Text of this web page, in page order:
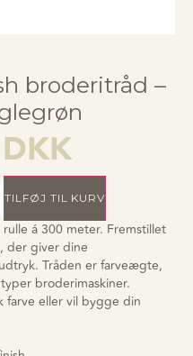
broderitråd –
DKK
TILFØJ TIL KURV
á 300 meter. Fremstillet
der giver dine
Tråden er farveægte,
broderimaskiner.
farve eller vil bygge din